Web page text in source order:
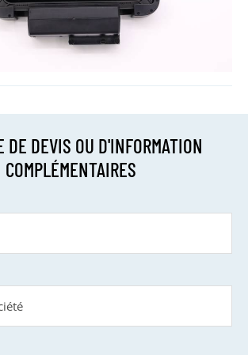
DE DEVIS OU D'INFORMATION
COMPLÉMENTAIRES